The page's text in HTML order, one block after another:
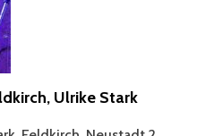
Ulrike Stark